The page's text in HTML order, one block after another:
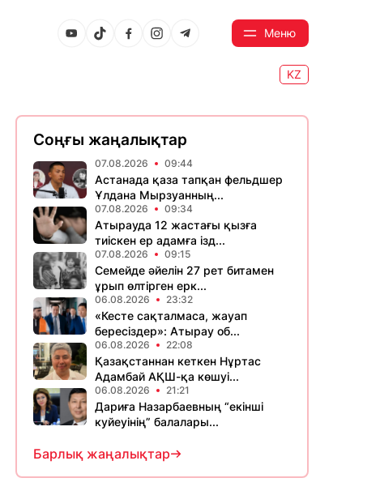
Меню
KZ
Соңғы жаңалықтар
07.08.2026 09:44
Астанада қаза тапқан фельдшер
Ұлдана Мырзуанның...
07.08.2026 09:34
Атырауда 12 жастағы қызға
тиіскен ер адамға ізд...
07.08.2026 09:15
Семейде әйелін 27 рет битамен
ұрып өлтірген ерк...
06.08.2026 23:32
«Кесте сақталмаса, жауап
бересіздер»: Атырау об...
06.08.2026 22:08
Қазақстаннан кеткен Нұртас
Адамбай АҚШ-қа көшуі...
06.08.2026 21:21
Дариға Назарбаевның “екінші
куйеуінің” балалары...
Барлық жаңалықтар